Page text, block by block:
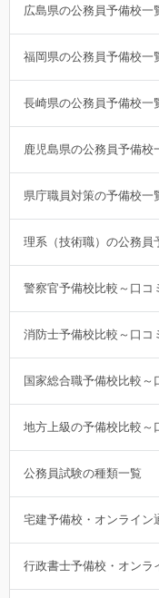
広島県の公務員予備校
福岡県の公務員予備校
長崎県の公務員予備校
鹿児島県の公務員予備
県庁職員対策の予備校一
理系（技術職）の公務員
警察官予備校比較～口コ
消防士予備校比較～口コ
国家総合職予備校比較～
地方上級の予備校比較～
公務員試験の種類一覧
宅建予備校・オンライン
行政書士予備校・オンラ